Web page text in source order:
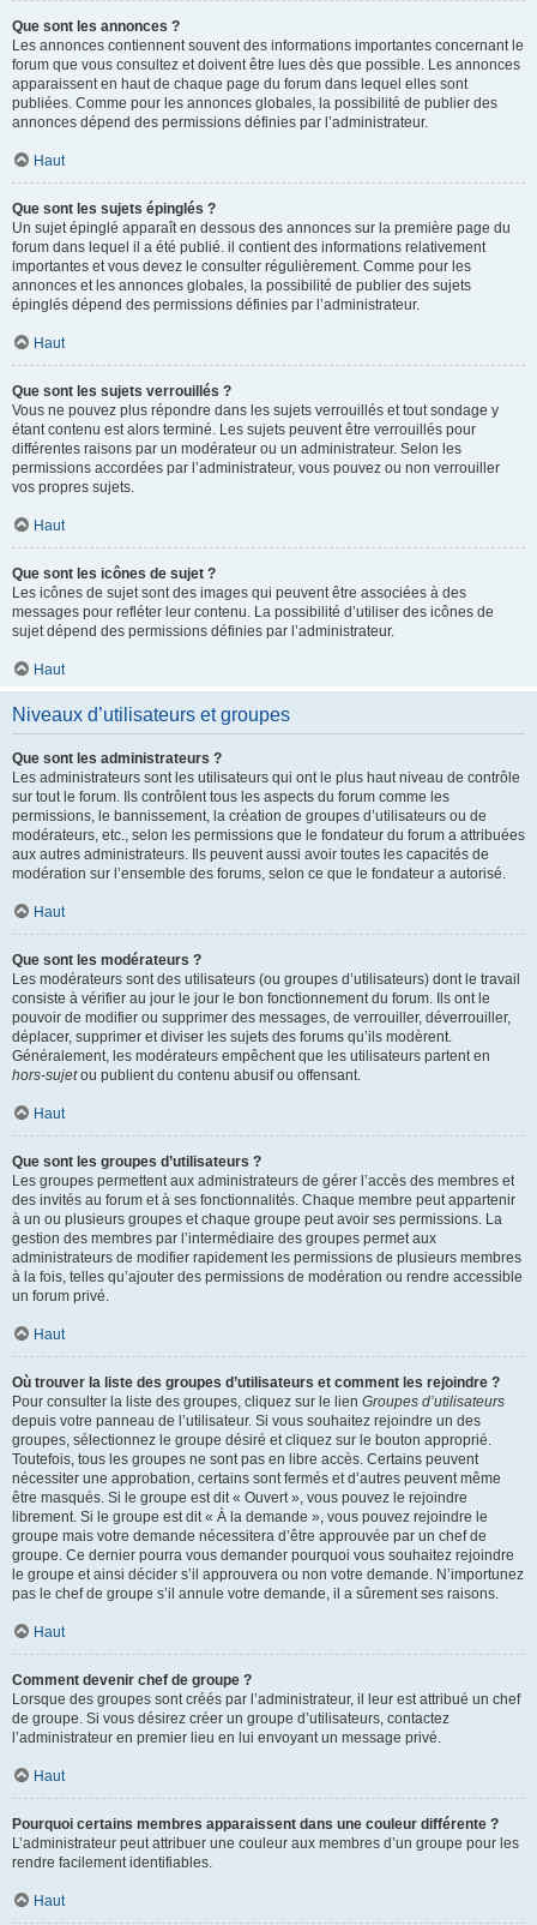
Que sont les annonces ?
Les annonces contiennent souvent des informations importantes concernant le
forum que vous consultez et doivent être lues dès que possible. Les annonces
apparaissent en haut de chaque page du forum dans lequel elles sont
publiées. Comme pour les annonces globales, la possibilité de publier des
annonces dépend des permissions définies par l’administrateur.
Haut
Que sont les sujets épinglés ?
Un sujet épinglé apparaît en dessous des annonces sur la première page du
forum dans lequel il a été publié. il contient des informations relativement
importantes et vous devez le consulter régulièrement. Comme pour les
annonces et les annonces globales, la possibilité de publier des sujets
épinglés dépend des permissions définies par l’administrateur.
Haut
Que sont les sujets verrouillés ?
Vous ne pouvez plus répondre dans les sujets verrouillés et tout sondage y
étant contenu est alors terminé. Les sujets peuvent être verrouillés pour
différentes raisons par un modérateur ou un administrateur. Selon les
permissions accordées par l’administrateur, vous pouvez ou non verrouiller
vos propres sujets.
Haut
Que sont les icônes de sujet ?
Les icônes de sujet sont des images qui peuvent être associées à des
messages pour refléter leur contenu. La possibilité d’utiliser des icônes de
sujet dépend des permissions définies par l’administrateur.
Haut
Niveaux d’utilisateurs et groupes
Que sont les administrateurs ?
Les administrateurs sont les utilisateurs qui ont le plus haut niveau de contrôle
sur tout le forum. Ils contrôlent tous les aspects du forum comme les
permissions, le bannissement, la création de groupes d’utilisateurs ou de
modérateurs, etc., selon les permissions que le fondateur du forum a attribuées
aux autres administrateurs. Ils peuvent aussi avoir toutes les capacités de
modération sur l’ensemble des forums, selon ce que le fondateur a autorisé.
Haut
Que sont les modérateurs ?
Les modérateurs sont des utilisateurs (ou groupes d’utilisateurs) dont le travail
consiste à vérifier au jour le jour le bon fonctionnement du forum. Ils ont le
pouvoir de modifier ou supprimer des messages, de verrouiller, déverrouiller,
déplacer, supprimer et diviser les sujets des forums qu’ils modèrent.
Généralement, les modérateurs empêchent que les utilisateurs partent en
hors-sujetou publient du contenu abusif ou offensant.
Haut
Que sont les groupes d’utilisateurs ?
Les groupes permettent aux administrateurs de gérer l’accès des membres et
des invités au forum et à ses fonctionnalités. Chaque membre peut appartenir
à un ou plusieurs groupes et chaque groupe peut avoir ses permissions. La
gestion des membres par l’intermédiaire des groupes permet aux
administrateurs de modifier rapidement les permissions de plusieurs membres
à la fois, telles qu’ajouter des permissions de modération ou rendre accessible
un forum privé.
Haut
Où trouver la liste des groupes d’utilisateurs et comment les rejoindre ?
Pour consulter la liste des groupes, cliquez sur le lien Groupes d’utilisateurs
depuis votre panneau de l’utilisateur. Si vous souhaitez rejoindre un des
groupes, sélectionnez le groupe désiré et cliquez sur le bouton approprié.
Toutefois, tous les groupes ne sont pas en libre accès. Certains peuvent
nécessiter une approbation, certains sont fermés et d’autres peuvent même
être masqués. Si le groupe est dit « Ouvert », vous pouvez le rejoindre
librement. Si le groupe est dit « À la demande », vous pouvez rejoindre le
groupe mais votre demande nécessitera d’être approuvée par un chef de
groupe. Ce dernier pourra vous demander pourquoi vous souhaitez rejoindre
le groupe et ainsi décider s’il approuvera ou non votre demande. N’importunez
pas le chef de groupe s’il annule votre demande, il a sûrement ses raisons.
Haut
Comment devenir chef de groupe ?
Lorsque des groupes sont créés par l’administrateur, il leur est attribué un chef
de groupe. Si vous désirez créer un groupe d’utilisateurs, contactez
l’administrateur en premier lieu en lui envoyant un message privé.
Haut
Pourquoi certains membres apparaissent dans une couleur différente ?
L’administrateur peut attribuer une couleur aux membres d’un groupe pour les
rendre facilement identifiables.
Haut